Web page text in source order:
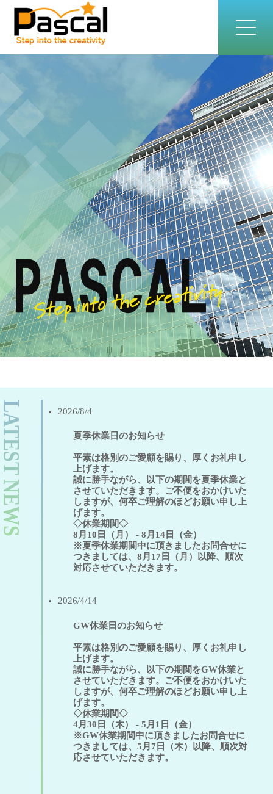
NEWS 2026/8/4
夏季休業日のお知らせ
平素は格別のご愛顧を賜り、厚くお礼申し
上げます。
誠に勝手ながら、以下の期間を夏季休業と
させていただきます。ご不便をおかけいた
しますが、何卒ご理解のほどお願い申し上
げます。
◇休業期間◇
8月10日（月） - 8月14日（金）
※夏季休業期間中に頂きましたお問合せに
つきましては、8月17日（月）以降、順次
対応させていただきます。
2026/4/14
GW休業日のお知らせ
平素は格別のご愛顧を賜り、厚くお礼申し
上げます。
誠に勝手ながら、以下の期間をGW休業と
させていただきます。ご不便をおかけいた
しますが、何卒ご理解のほどお願い申し上
げます。
◇休業期間◇
4月30日（木） - 5月1日（金）
※GW休業期間中に頂きましたお問合せに
つきましては、5月7日（木）以降、順次対
応させていただきます。